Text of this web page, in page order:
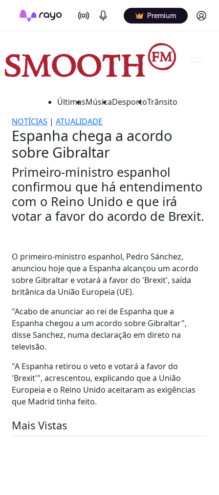
On Air Podcasts Premium Log in
ÚltimasMúsicaDesportoTrânsito
NOTÍCIAS | ATUALIDADE
Espanha chega a acordo
sobre Gibraltar
Primeiro-ministro espanhol
confirmou que há entendimento
com o Reino Unido e que irá
votar a favor do acordo de Brexit.
O primeiro-ministro espanhol, Pedro Sánchez,
anunciou hoje que a Espanha alcançou um acordo
sobre Gibraltar e votará a favor do 'Brexit', saída
britânica da União Europeia (UE).
"Acabo de anunciar ao rei de Espanha que a
Espanha chegou a um acordo sobre Gibraltar",
disse Sanchez, numa declaração em direto na
televisão.
"A Espanha retirou o veto e votará a favor do
'Brexit'", acrescentou, explicando que a União
Europeia e o Reino Unido aceitaram as exigências
que Madrid tinha feito.
Mais Vistas